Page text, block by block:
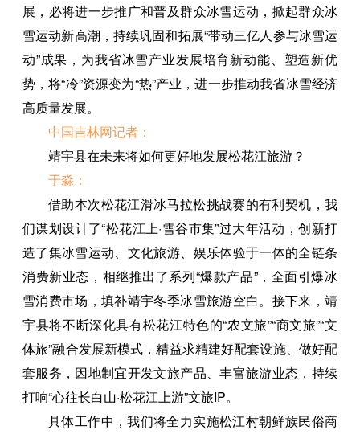
展，必将进一步推广和普及群众冰雪运动，掀起群众冰
雪运动新高潮，持续巩固和拓展“带动三亿人参与冰雪运
动”成果，为我省冰雪产业发展培育新动能、塑造新优
势，将“冷”资源变为“热”产业，进一步推动我省冰雪经济
高质量发展。
中国吉林网记者：
靖宇县在未来将如何更好地发展松花江旅游？
于淼：
借助本次松花江滑冰马拉松挑战赛的有利契机，我
们谋划设计了“松花江上·雪谷市集”过大年活动，创新打
造了集冰雪运动、文化旅游、娱乐体验于一体的全链条
消费新业态，相继推出了系列“爆款产品”，全面引爆冰
雪消费市场，填补靖宇冬季冰雪旅游空白。接下来，靖
宇县将不断深化具有松花江特色的“农文旅”“商文旅”“文
体旅”融合发展新模式，精益求精建好配套设施、做好配
套服务，因地制宜开发文旅产品、丰富旅游业态，持续
打响“心往长白山·松花江上游”文旅IP。
具体工作中，我们将全力实施松江村朝鲜族民俗商